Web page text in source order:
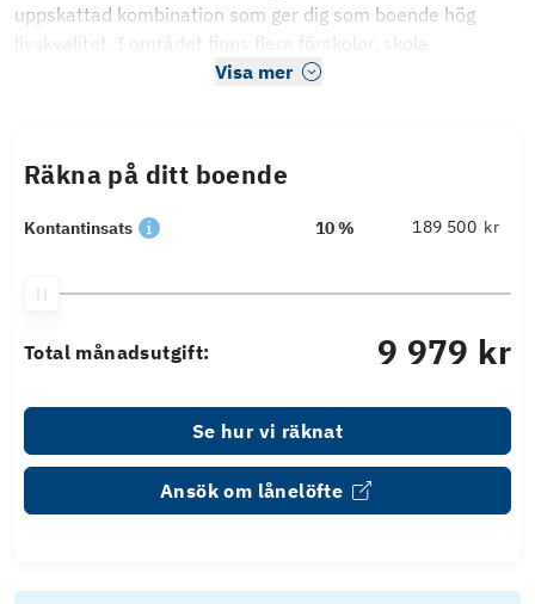
uppskattad kombination som ger dig som boende hög
livskvalitet. I området finns flera förskolor, skola
Visa mer
Räkna på ditt boende
Kontantinsats 10 % kr
Total månadsutgift: 9 979 kr
Se hur vi räknat
Ansök om lånelöfte